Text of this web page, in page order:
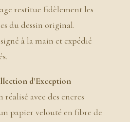
restitue fidèlement les
du dessin original.
à la main et expédié
d’Exception
réalisé avec des encres
papier velouté en fibre de